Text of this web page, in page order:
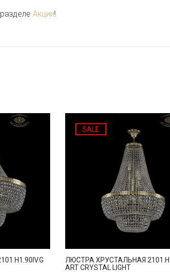
Акции!
SALE
ЛЮСТРА ХРУСТАЛЬНАЯ
ART CRYSTAL LIGHT